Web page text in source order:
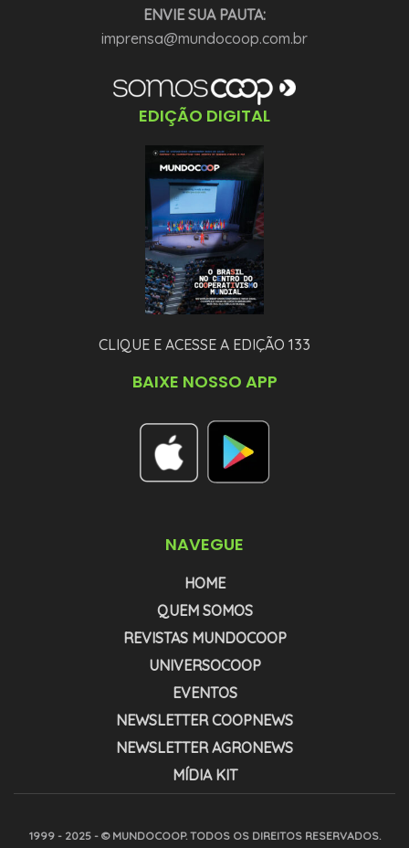
ENVIE SUA PAUTA:
imprensa@mundocoop.com.br
EDIÇÃO DIGITAL
CLIQUE E ACESSE A EDIÇÃO 133
BAIXE NOSSO APP
NAVEGUE
HOME
QUEM SOMOS
REVISTAS MUNDOCOOP
UNIVERSOCOOP
EVENTOS
NEWSLETTER COOPNEWS
NEWSLETTER AGRONEWS
MÍDIA KIT
1999 - 2025 - © MUNDOCOOP. TODOS OS DIREITOS RESERVADOS.